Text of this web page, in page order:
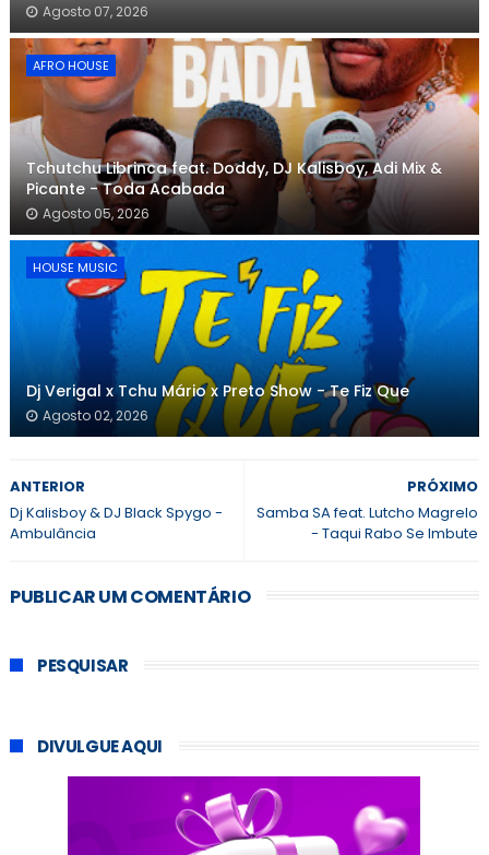
Agosto 07, 2026
AFRO HOUSE
Tchutchu Librinca feat. Doddy, DJ Kalisboy, Adi Mix &
Picante - Toda Acabada
Agosto 05, 2026
HOUSE MUSIC
Dj Verigal x Tchu Mário x Preto Show - Te Fiz Que
Agosto 02, 2026
PRÓXIMO
Samba SA feat. Lutcho Magrelo
- Taqui Rabo Se Imbute
ANTERIOR
Dj Kalisboy & DJ Black Spygo -
Ambulância
PUBLICAR UM COMENTÁRIO
PESQUISAR
DIVULGUE AQUI